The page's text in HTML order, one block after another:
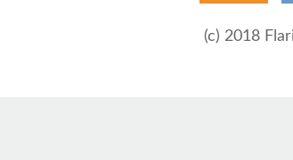
(c) 2018